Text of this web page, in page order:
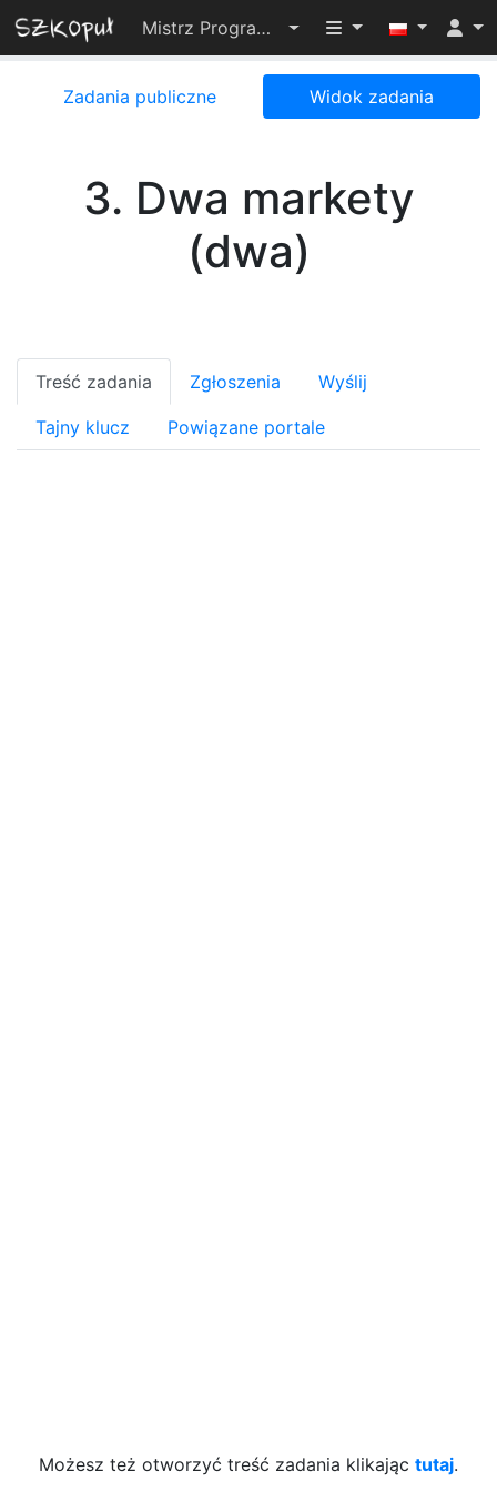
Mistrz Programowania 2024 Przełącz
Zadania publiczne Widok zadania
3. Dwa markety
(dwa)
Treść zadania Zgłoszenia Wyślij
Tajny klucz Powiązane portale
Możesz też otworzyć treść zadania klikając tutaj.